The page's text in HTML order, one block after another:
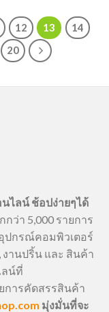
12 13
14
20
ไลน์ ช้อปง่ายๆได้
ว่า 5,000 รายการ
ปกรณ์คอมพิวเตอร์
งานปริ้น และ สินค้า
ลน์ที่
ารคัดสรรสินค้า
มุ่งมั่นที่จะ